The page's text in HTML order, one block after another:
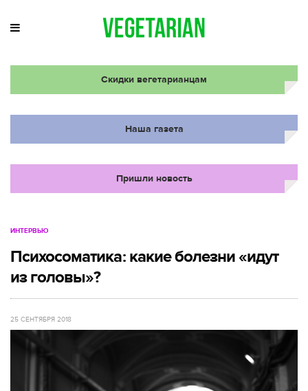
Скидки вегетарианцам
Наша газета
Пришли новость
ИНТЕРВЬЮ
Психосоматика: какие болезни «идут
из головы»?
25 СЕНТЯБРЯ 2018